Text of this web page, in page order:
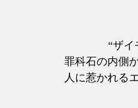
“ザイ
罪科石の内側
人に惹かれる